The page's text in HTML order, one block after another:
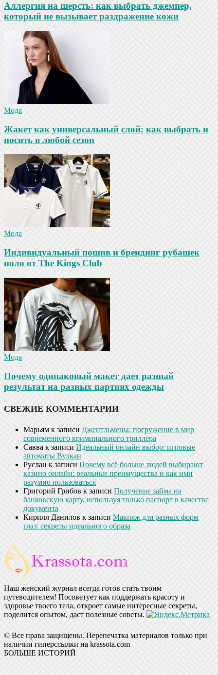
Аллергия на шерсть: как выбрать джемпер,
который не вызывает раздражение кожи
Мода
Жакет как универсальный слой: как выбрать и
носить в любой сезон
Мода
Индивидуальный пошив и брендинг рубашек
поло от The Kings Club
Мода
Почему одинаковый макет дает разный
результат на разных партиях одежды
СВЕЖИЕ КОММЕНТАРИИ
Марьям к записи Джентльмены: погружение в мир
современного криминального триллера
Савва к записи Идеальный онлайн выбор: игровые
автоматы Вулкан
Руслан к записи Почему всё больше людей выбирают
казино онлайн: реальные преимущества и как ими
разумно пользоваться
Григорий Грибов к записи Получение займа на
банковскую карту, используя только паспорт в качестве
документа
Кирилл Данилов к записи Макияж для разных форм
глаз: секреты идеального образа
Наш женский журнал всегда готов стать твоим
путеводителем! Посоветует как поддержать красоту и
здоровье твоего тела, откроет самые интересные секреты,
поделится опытом, даст полезные советы.
© Все права защищены. Перепечатка материалов только при
наличии гиперссылки на krassota.com
БОЛЬШЕ ИСТОРИЙ